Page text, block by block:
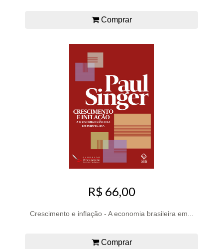
Comprar
R$ 66,00
Crescimento e inflação - A economia brasileira em...
Comprar